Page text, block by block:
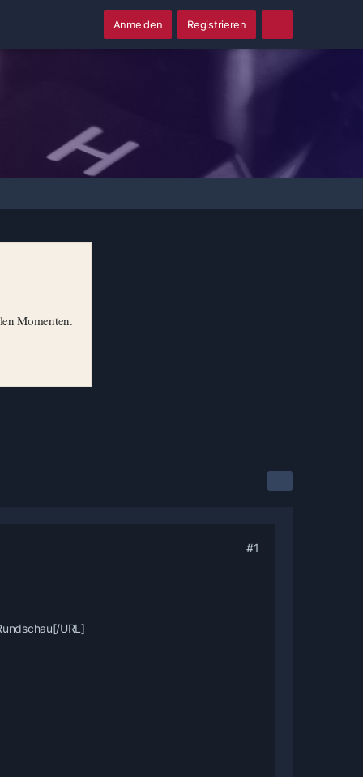
Anmelden Registrieren
Momenten.
#1
URL]